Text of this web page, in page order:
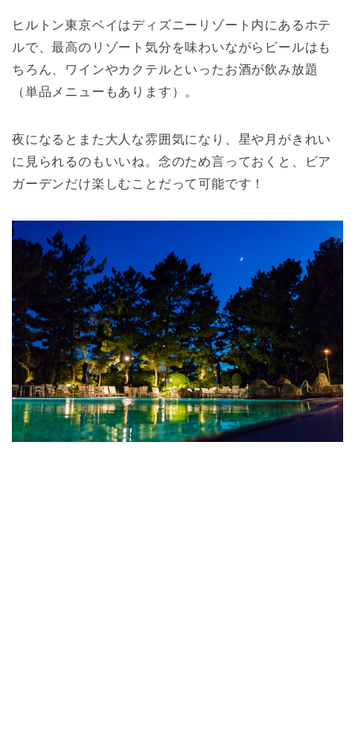
ヒルトン東京ベイはディズニーリゾート内にあるホテ
ルで、最高のリゾート気分を味わいながらビールはも
ちろん、ワインやカクテルといったお酒が飲み放題
（単品メニューもあります）。
夜になるとまた大人な雰囲気になり、星や月がきれい
に見られるのもいいね。念のため言っておくと、ビア
ガーデンだけ楽しむことだって可能です！